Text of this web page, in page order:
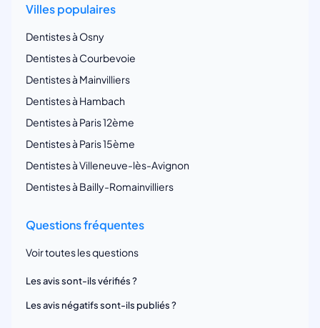
Villes populaires
Dentistes à Osny
Dentistes à Courbevoie
Dentistes à Mainvilliers
Dentistes à Hambach
Dentistes à Paris 12ème
Dentistes à Paris 15ème
Dentistes à Villeneuve-lès-Avignon
Dentistes à Bailly-Romainvilliers
Questions fréquentes
Voir toutes les questions
Les avis sont-ils vérifiés ?
Les avis négatifs sont-ils publiés ?